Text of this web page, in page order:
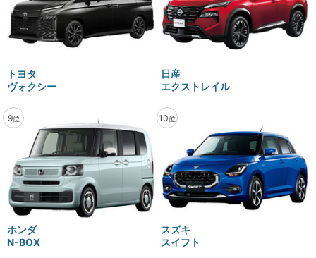
トヨタ
ヴォクシー
日産
エクストレイル
9位
ホンダ
N-BOX
10位
スズキ
スイフト